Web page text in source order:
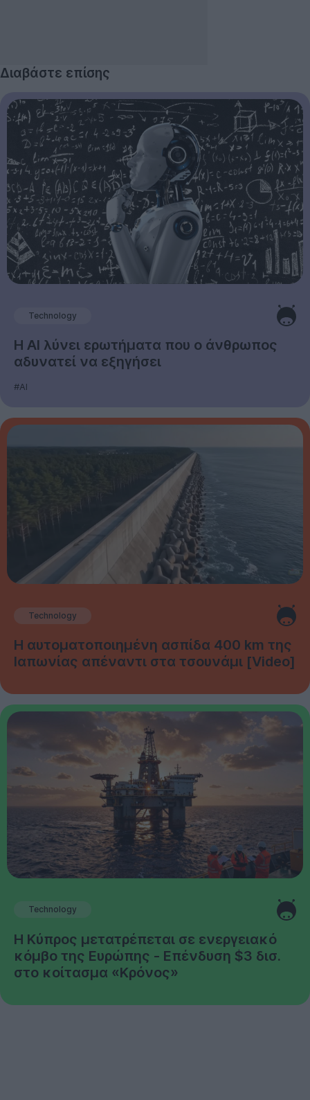
Διαβάστε επίσης
Technology
Η AI λύνει ερωτήματα που ο άνθρωπος
αδυνατεί να εξηγήσει
#AI
Technology
Η αυτοματοποιημένη ασπίδα 400 km της
Ιαπωνίας απέναντι στα τσουνάμι [Video]
Technology
Η Κύπρος μετατρέπεται σε ενεργειακό
κόμβο της Ευρώπης - Επένδυση $3 δισ.
στο κοίτασμα «Κρόνος»